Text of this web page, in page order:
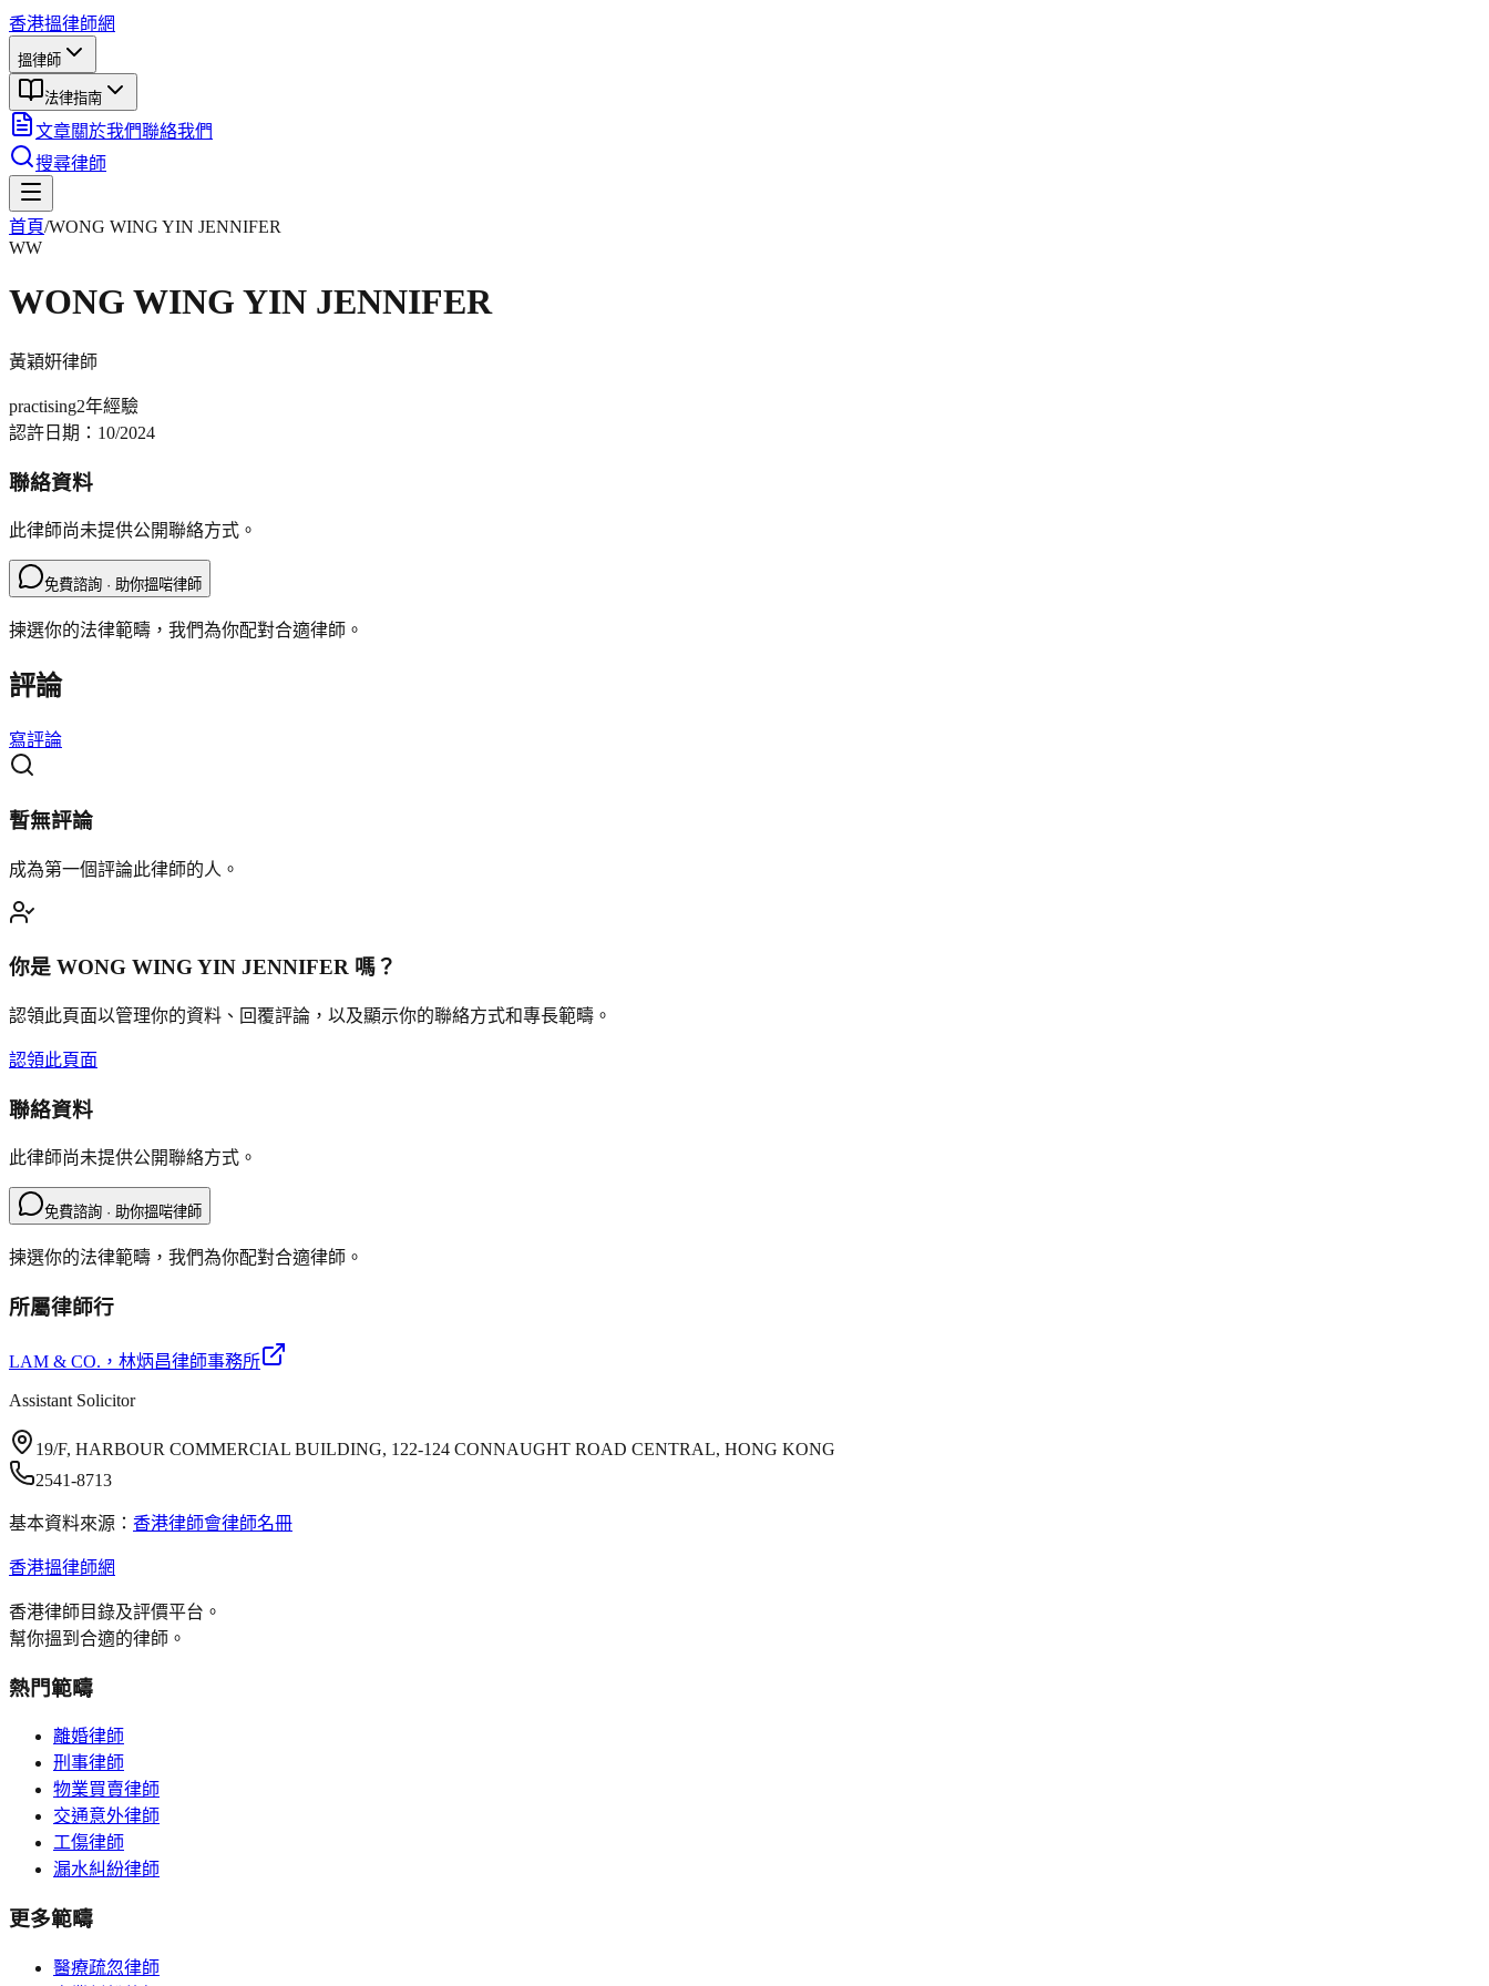
香港搵律師網
搵律師
法律指南
文章關於我們聯絡我們
搜尋律師
首頁/WONG WING YIN JENNIFER
WW
WONG WING YIN JENNIFER
黃穎姸律師
practising2年經驗
認許日期： 10/2024
聯絡資料
此律師尚未提供公開聯絡方式。
免費諮詢 · 助你搵啱律師
揀選你的法律範疇，我們為你配對合適律師。
評論
寫評論
暫無評論
成為第一個評論此律師的人。
你是 WONG WING YIN JENNIFER 嗎？
認領此頁面以管理你的資料、回覆評論，以及顯示你的聯絡方式和專長範疇。
認領此頁面
聯絡資料
此律師尚未提供公開聯絡方式。
免費諮詢 · 助你搵啱律師
揀選你的法律範疇，我們為你配對合適律師。
所屬律師行
LAM & CO. ，林炳昌律師事務所
Assistant Solicitor
19/F, HARBOUR COMMERCIAL BUILDING, 122-124 CONNAUGHT ROAD CENTRAL, HONG KONG
2541-8713
基本資料來源： 香港律師會律師名冊
香港搵律師網
香港律師目錄及評價平台。
幫你搵到合適的律師。
熱門範疇
離婚律師
刑事律師
物業買賣律師
交通意外律師
工傷律師
漏水糾紛律師
更多範疇
醫療疏忽律師